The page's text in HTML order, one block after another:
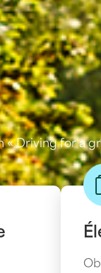
« Driving for a